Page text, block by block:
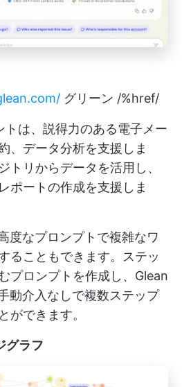
グリーン /%href/
トは、説得力のある電子メー
、データ分析を支援しま
トリからデータを活用し、
ポートの作成を支援しま
度なプロンプトで複雑なワ
ることもできます。ステッ
プロンプトを作成し、Glean
動介入なしで複数ステップ
ができます。
グラフ